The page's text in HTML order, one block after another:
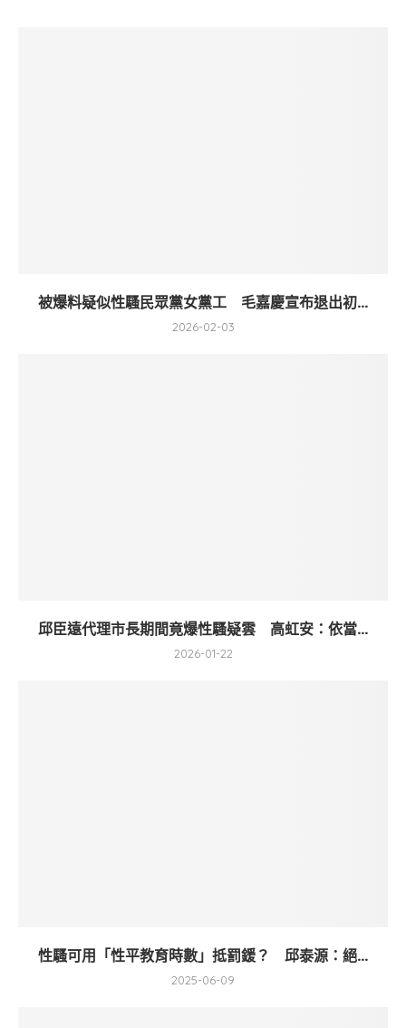
被爆料疑似性騷民眾黨女黨工 毛嘉慶宣布退出初...
2026-02-03
邱臣遠代理市長期間竟爆性騷疑雲 高虹安：依當...
2026-01-22
性騷可用「性平教育時數」抵罰鍰？ 邱泰源：絕...
2025-06-09